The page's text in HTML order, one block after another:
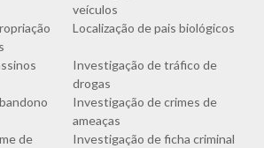
veículos
Localização de pais biológicos
Investigação de tráfico de
drogas
Investigação de crimes de
ameaças
de
Investigação de ficha criminal